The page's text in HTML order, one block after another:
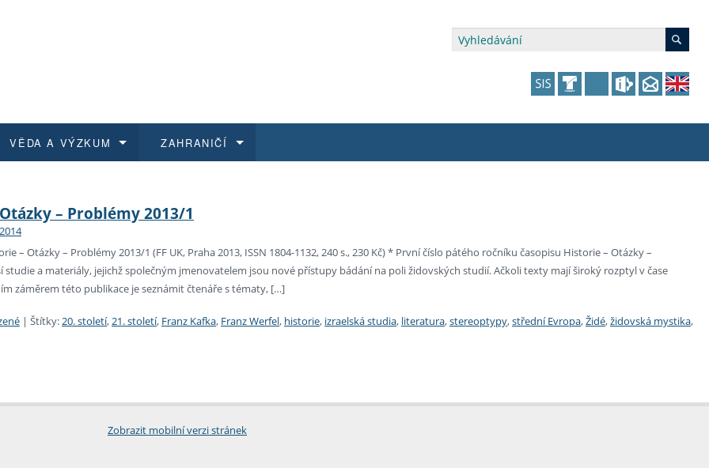
dokumenty
pro zaměstnance E-shop fakulty
a jak se přihlásit
programy
průběhu přijímacího řízení Univerzita třetího věku
magisterské studium
Podpora a benefity pro studující
VĚDA A VÝZKUM
na FF UK
kvalifikace
Publikace
ZAHRANIČÍ
a výběrová řízení
East and Central European Studies
– Problémy 2013/1
– Otázky – Problémy 2013/1 (FF UK, Praha 2013, ISSN 1804-1132, 240 s., 230 Kč) * První číslo pátého ročníku časopisu Historie – Otázky –
studie a materiály, jejichž společným jmenovatelem jsou nové přístupy bádání na poli židovských studií. Ačkoli texty mají široký rozptyl v čase
záměrem této publikace je seznámit čtenáře s tématy, […]
| Štítky:20. století,21. století, Franz Kafka, Franz Werfel, historie, izraelská studia, literatura,stereoptypy,střední Evropa,Židé,židovská mystika,
Zobrazit mobilní verzi stránek